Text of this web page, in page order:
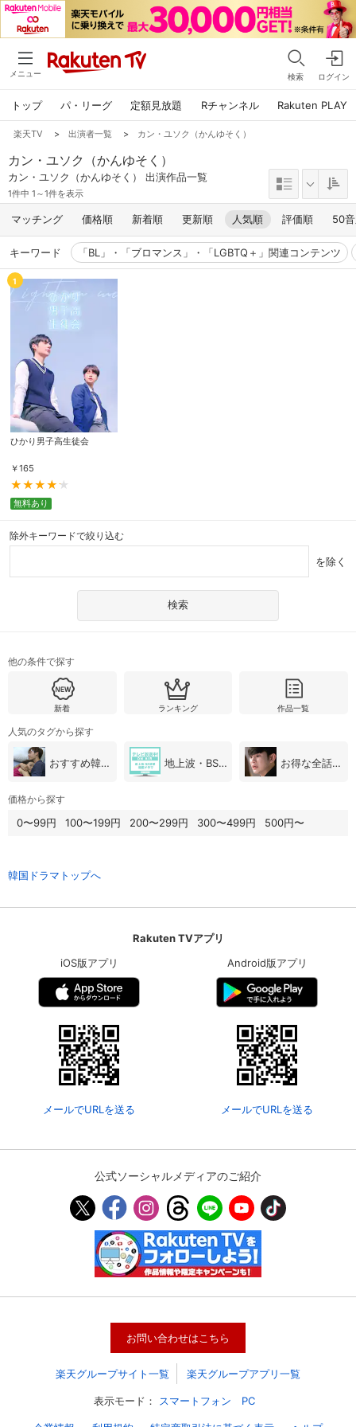
メニュー 検索 ログイン
トップ パ・リーグ 定額見放題 Rチャンネル Rakuten PLAY
会員設定 会員情報 閉じる
基本情報、本人連絡先、パスワード 、クレ
ジットカード情報の変更が可能です。
楽天TV > 出演者一覧 > カン・ユソク（かんゆそく）
カン・ユソク（かんゆそく）
カン・ユソク（かんゆそく） 出演作品一覧
1件中 1～1件を表示
マッチング 価格順 新着順 更新順 人気順 評価順 50
キーワード 「BL」・「ブロマンス」・「LGBTQ＋」関連コンテンツ
1
ひかり男子高生徒会
￥165
無料あり
除外キーワードで絞り込む
を除く
他の条件で探す
新着 ランキング 作品一覧
人気のタグから探す
おすすめ韓国ドラマ 地上波・BS放送（韓国ドラマ） お得な全話パック
価格から探す
0〜99円 100〜199円 200〜299円 300〜499円 500円〜
韓国ドラマトップへ
Rakuten TVアプリ
iOS版アプリ
メールでURLを送る
Android版アプリ
メールでURLを送る
公式ソーシャルメディアのご紹介
お問い合わせはこちら
楽天グループサイト一覧 楽天グループアプリ一覧
表示モード： スマートフォン PC